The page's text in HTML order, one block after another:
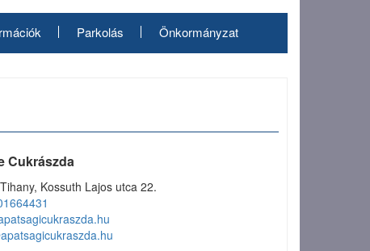
Parkolás Önkormányzat
Cukrászda
Kossuth Lajos utca 22.